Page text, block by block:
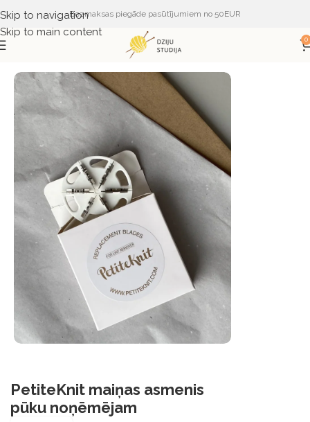
Skip to navigation
Skip to main content
Bezmaksas piegāde pasūtījumiem no 50EUR
0
PALĪGINSTRUMENTI
PetiteKnit maiņas asmenis
pūku noņēmējam